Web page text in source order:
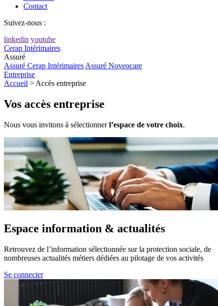
Contact
Suivez-nous :
linkedin youtube
Cerap Intérimaires
Assuré
Assuré Cerap Intérimaires Assuré Noveocare
Entreprise
Accueil > Accès entreprise
Vos accès entreprise
Nous vous invitons à sélectionnerl’espace de votre choix.
Espace information & actualités
Retrouvez de l’information sélectionnée sur la protection sociale, de
nombreuses actualités métiers dédiées au pilotage de vos activités
Se connecter